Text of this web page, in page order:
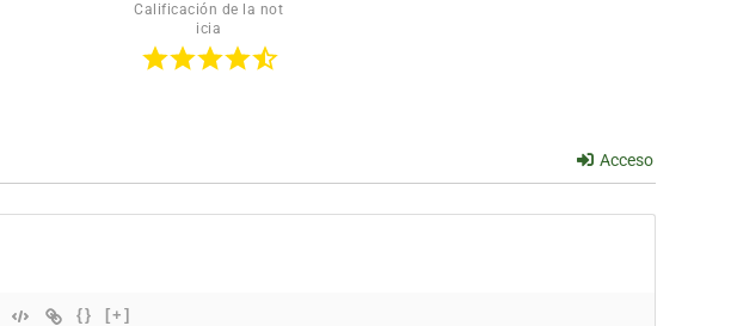
Calificación de la not
icia
Acceso
{} [+]